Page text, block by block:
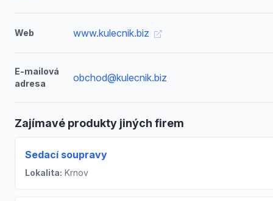
Web www.kulecnik.biz
E-mailová
adresa
obchod@kulecnik.biz
Zajímavé produkty jiných firem
Sedací soupravy
Lokalita: Krnov